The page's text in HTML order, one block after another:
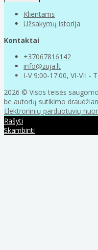
Klientams
Užsakymų istorija
Kontaktai
+37067816142
info@zuja.lt
I-V 9:00-17:00, VI-VII -
2026 © Visos teisės
be autorių sutikimo
Elektroninių parduotuvių
Rašyti
Skambinti